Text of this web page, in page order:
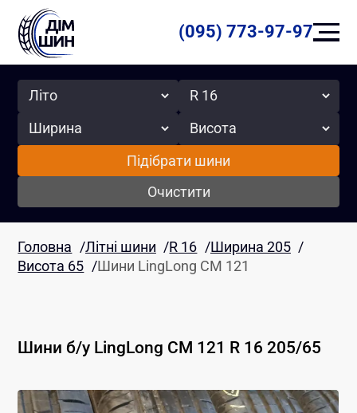
(095) 773-97-97
Сезон Радіус
Ширина Висота
Підібрати шини
Очистити
Головна /Літні шини /R 16 /Ширина 205 /
Висота 65 /Шини LingLong CM 121
Шини б/у LingLong CM 121 R 16 205/65